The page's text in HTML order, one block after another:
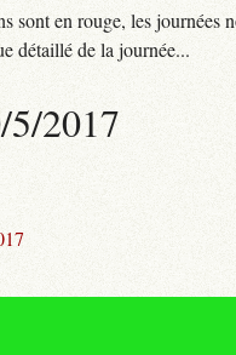
en rouge, les journées
détaillé de la journée...
5/2017